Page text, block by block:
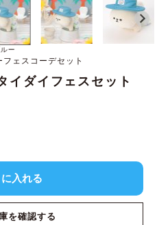
ー
ェスコーデセット
イダイフェスセット
を確認する